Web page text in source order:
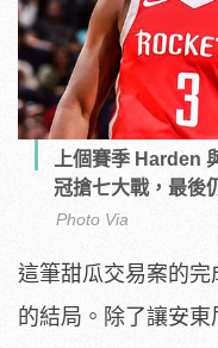
上個賽季 Harden
冠搶七大戰，最後
Photo Via
這筆甜瓜交易案的
的結局。除了讓安